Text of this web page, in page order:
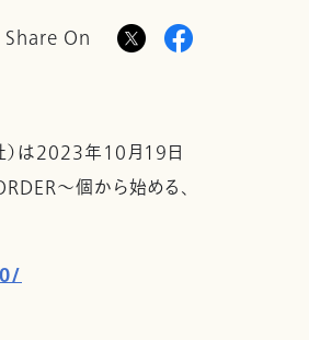
Share On
）は2023年10月19日
～個から始める、